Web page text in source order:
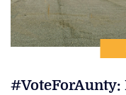
#VoteForAunty: